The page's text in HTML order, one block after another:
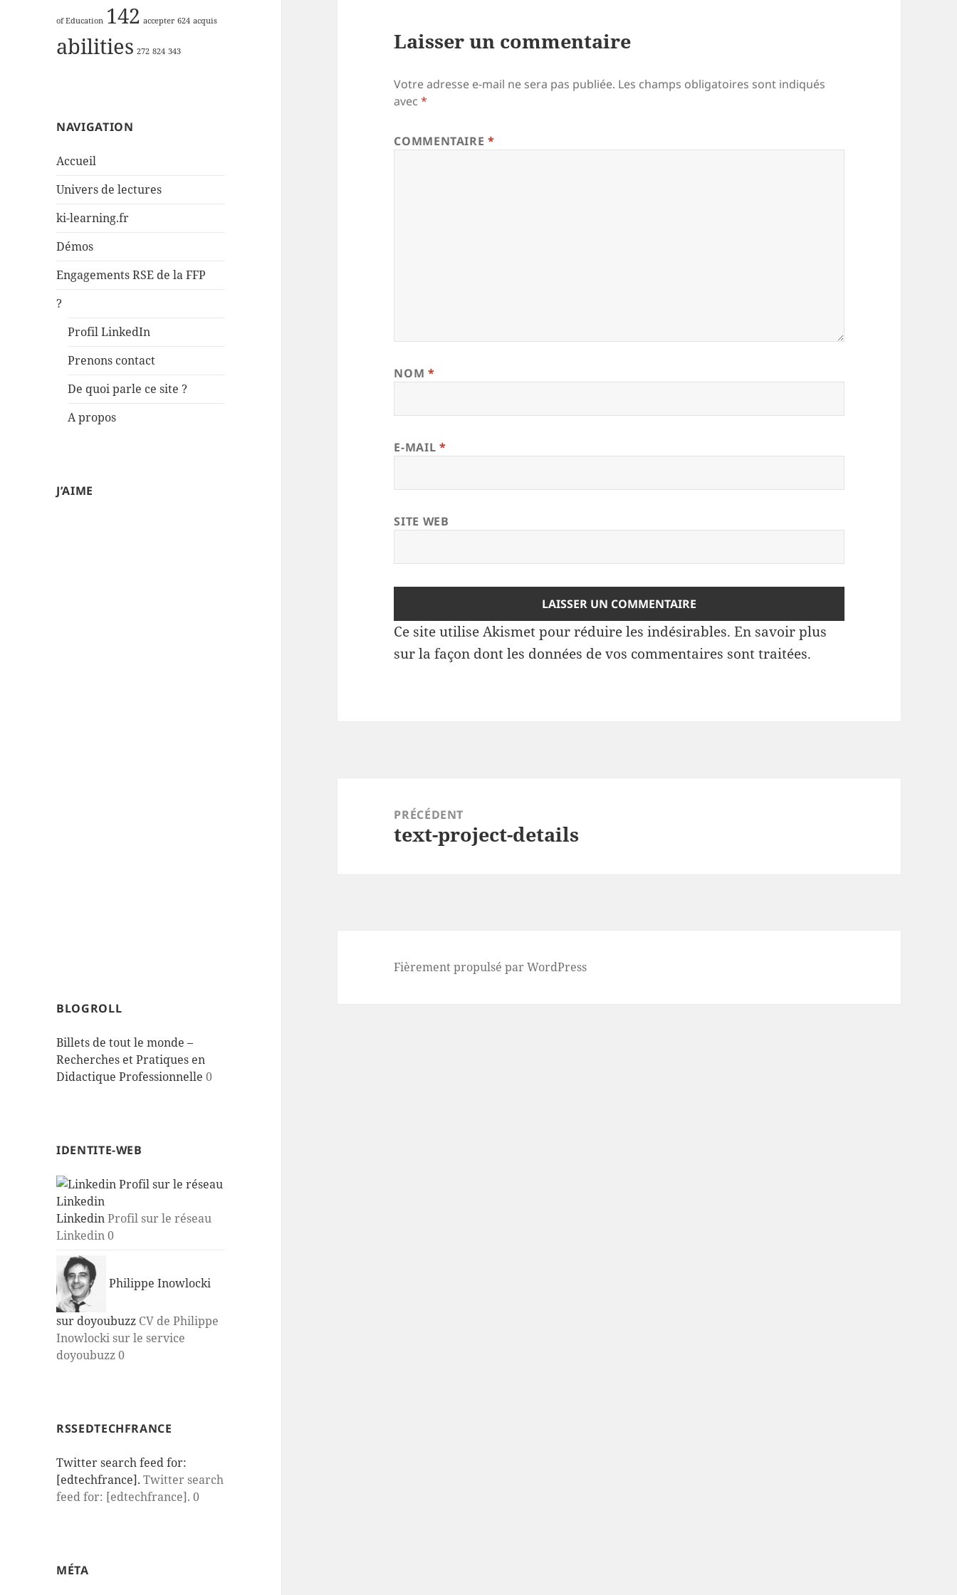
of Education 142 accepter 624 acquis
abilities 272 824 343
NAVIGATION
Accueil
Univers de lectures
ki-learning.fr
Démos
Engagements RSE de la FFP
?
Profil LinkedIn
Prenons contact
De quoi parle ce site ?
A propos
J’AIME
BLOGROLL
Billets de tout le monde –
Recherches et Pratiques en
Didactique Professionnelle 0
IDENTITE-WEB
LinkedinProfil sur le réseau
Linkedin 0
Philippe Inowlocki
sur doyoubuzz CV de Philippe
Inowlocki sur le service
doyoubuzz 0
RSSEDTECHFRANCE
Twitter search feed for:
[edtechfrance]. Twitter search
feed for: [edtechfrance]. 0
MÉTA
Laisser un commentaire
Votre adresse e-mail ne sera pas publiée. Les champs obligatoires sont indiqués
avec*
COMMENTAIRE*
NOM *
E-MAIL *
SITE WEB
Ce site utilise Akismet pour réduire les indésirables.En savoir plus
sur la façon dont les données de vos commentaires sont traitées.
PRÉCÉDENT
Article
text-project-details
Fièrement propulsé par WordPress